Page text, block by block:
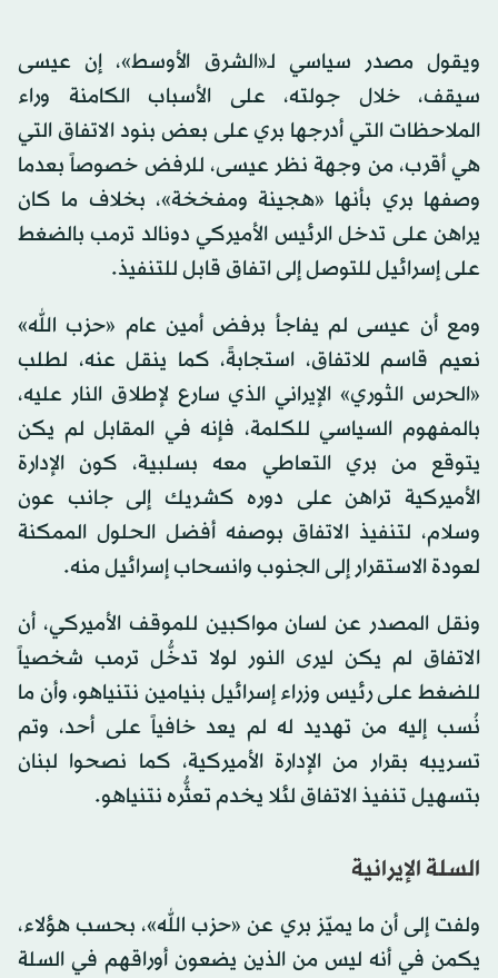
ويقول مصدر سياسي لـ«الشرق الأوسط»، إن عيسى
سيقف، خلال جولته، على الأسباب الكامنة وراء
الملاحظات التي أدرجها بري على بعض بنود الاتفاق التي
هي أقرب، من وجهة نظر عيسى، للرفض خصوصاً بعدما
وصفها بري بأنها «هجينة ومفخخة»، بخلاف ما كان
يراهن على تدخل الرئيس الأميركي دونالد ترمب بالضغط
على إسرائيل للتوصل إلى اتفاق قابل للتنفيذ.
ومع أن عيسى لم يفاجأ برفض أمين عام «حزب الله»
نعيم قاسم للاتفاق، استجابةً، كما ينقل عنه، لطلب
«الحرس الثوري» الإيراني الذي سارع لإطلاق النار عليه،
بالمفهوم السياسي للكلمة، فإنه في المقابل لم يكن
يتوقع من بري التعاطي معه بسلبية، كون الإدارة
الأميركية تراهن على دوره كشريك إلى جانب عون
وسلام، لتنفيذ الاتفاق بوصفه أفضل الحلول الممكنة
لعودة الاستقرار إلى الجنوب وانسحاب إسرائيل منه.
ونقل المصدر عن لسان مواكبين للموقف الأميركي، أن
الاتفاق لم يكن ليرى النور لولا تدخُّل ترمب شخصياً
للضغط على رئيس وزراء إسرائيل بنيامين نتنياهو، وأن ما
نُسب إليه من تهديد له لم يعد خافياً على أحد، وتم
تسريبه بقرار من الإدارة الأميركية، كما نصحوا لبنان
بتسهيل تنفيذ الاتفاق لئلا يخدم تعثُّره نتنياهو.
السلة الإيرانية
ولفت إلى أن ما يميّز بري عن «حزب الله»، بحسب هؤلاء،
يكمن في أنه ليس من الذين يضعون أوراقهم في السلة